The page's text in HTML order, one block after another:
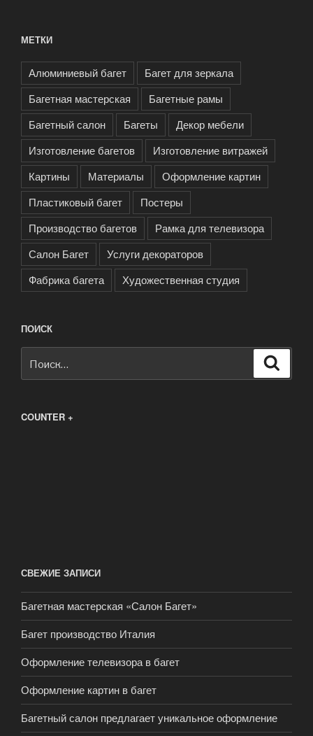
МЕТКИ
Алюминиевый багет
Багет для зеркала
Багетная мастерская
Багетные рамы
Багетный салон
Багеты
Декор мебели
Изготовление багетов
Изготовление витражей
Картины
Материалы
Оформление картин
Пластиковый багет
Постеры
Производство багетов
Рамка для телевизора
Салон Багет
Услуги декораторов
Фабрика багета
Художественная студия
ПОИСК
COUNTER +
СВЕЖИЕ ЗАПИСИ
Багетная мастерская «Салон Багет»
Багет производство Италия
Оформление телевизора в багет
Оформление картин в багет
Багетный салон предлагает уникальное оформление